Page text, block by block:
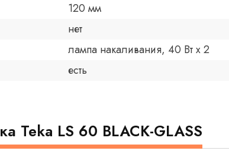
120 мм
нет
лампа накаливания, 40 Вт х 2
есть
Teka LS 60 BLACK-GLASS